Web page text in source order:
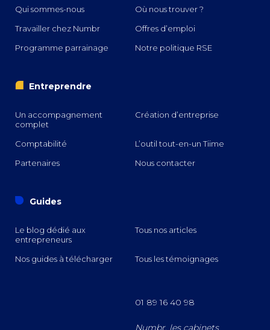
Qui sommes-nous
Où nous trouver ?
Travailler chez Numbr
Offres d’emploi
Programme parrainage
Notre politique RSE
i Entreprendre
Un accompagnement
complet
Création d’entreprise
Comptabilité
L’outil tout-en-un Tiime
Partenaires
Nous contacter
o Guides
Le blog dédié aux
entrepreneurs
Tous nos articles
Nos guides à télécharger Tous les témoignages
01 89 16 40 98
Numbr, les cabinets